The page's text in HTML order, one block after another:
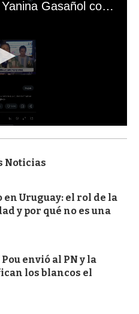
El mal momento de Yanina Gasañol con un hincha argentino en "Subrayado"
Noticias
en Uruguay: el rol de la
y por qué no es una
envió al PN y la
los blancos el